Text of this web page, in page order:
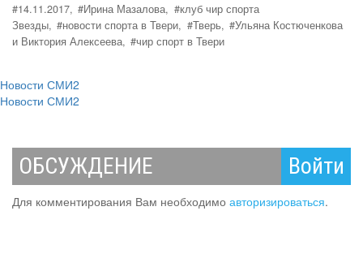
#14.11.2017, #Ирина Мазалова, #клуб чир спорта
Звезды, #новости спорта в Твери, #Тверь, #Ульяна Костюченкова
и Виктория Алексеева, #чир спорт в Твери
Новости СМИ2
Новости СМИ2
ОБСУЖДЕНИЕ Войти
Для комментирования Вам необходимо авторизироваться.